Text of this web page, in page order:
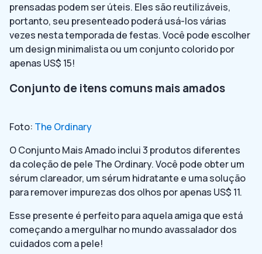
prensadas podem ser úteis. Eles são reutilizáveis,
portanto, seu presenteado poderá usá-los várias
vezes nesta temporada de festas. Você pode escolher
um design minimalista ou um conjunto colorido por
apenas US$ 15!
Conjunto de itens comuns mais amados
Foto: The Ordinary
O Conjunto Mais Amado inclui 3 produtos diferentes
da coleção de pele The Ordinary. Você pode obter um
sérum clareador, um sérum hidratante e uma solução
para remover impurezas dos olhos por apenas US$ 11.
Esse presente é perfeito para aquela amiga que está
começando a mergulhar no mundo avassalador dos
cuidados com a pele!